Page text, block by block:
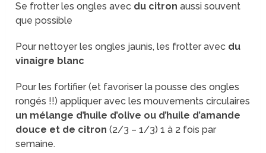
Se frotter les ongles avec du citron aussi souvent
que possible
Pour nettoyer les ongles jaunis, les frotter avec du
vinaigre blanc
Pour les fortifier (et favoriser la pousse des ongles
rongés !!) appliquer avec les mouvements circulaires
un mélange d’huile d’olive ou d’huile d’amande
douce et de citron (2/3 – 1/3) 1 à 2 fois par
semaine.